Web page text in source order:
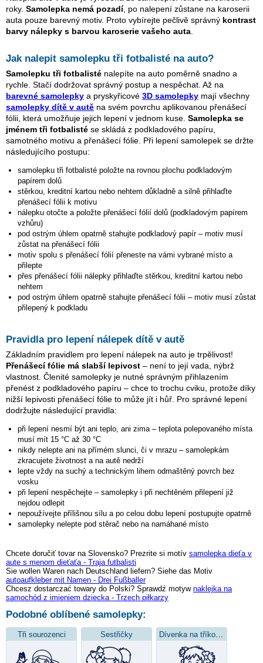
roky. Samolepka nemá pozadí, po nalepení zůstane na karoserii
auta pouze barevný motiv. Proto vybírejte pečlivě správný kontrast
barvy nálepky s barvou karoserie vašeho auta.
Jak nalepit samolepku tři fotbalisté na auto?
Samolepku tři fotbalisté nalepíte na auto poměrně snadno a
rychle. Stačí dodržovat správný postup a nespěchat. Až na
barevné samolepky a pryskyřicové 3D samolepky mají všechny
samolepky dítě v autě na svém povrchu aplikovanou přenášecí
fólii, která umožňuje jejich lepení v jednom kuse. Samolepka se
jménem tři fotbalisté se skládá z podkladového papíru,
samotného motivu a přenášecí fólie. Při lepení samolepek se držte
následujícího postupu:
samolepku tři fotbalisté položte na rovnou plochu podkladovým
papírem dolů
stěrkou, kreditní kartou nebo nehtem důkladně a silně přihlaďte
přenášecí fólii k motivu
nálepku otočte a položte přenášecí fólií dolů (podkladovým papírem
vzhůru)
pod ostrým úhlem opatrně stahujte podkladový papír – motiv musí
zůstat na přenášecí fólii
motiv spolu s přenášecí fólií přeneste na vámi vybrané místo a
přilepte
přes přenášecí fólii nálepky přihlaďte stěrkou, kreditní kartou nebo
nehtem
pod ostrým úhlem opatrně stahujte přenášecí fólii – motiv musí zůstat
přilepený k podkladu
Pravidla pro lepení nálepek dítě v autě
Základním pravidlem pro lepení nálepek na auto je trpělivost!
Přenášecí fólie má slabší lepivost – není to její vada, nýbrž
vlastnost. Členité samolepky je nutné správným přihlazením
přenést z podkladového papíru – chce to trochu cviku, protože díky
nižší lepivosti přenášecí fólie to může jít i hůř. Pro správné lepení
dodržujte následující pravidla:
při lepení nesmí být ani teplo, ani zima – teplota polepovaného místa
musí mít 15 °C až 30 °C
nikdy nelepte ani na přímém slunci, či v mrazu – samolepkám
zkracujete životnost a na autě nedrží
lepte vždy na suchý a technickým lihem odmaštěný povrch bez
vosku
při lepení nespěchejte – samolepky i při nechtěném přilepení již
nejdou odlepit
nepoužívejte přílišnou sílu a po celou dobu lepení postupujte opatrně
samolepky nelepte pod stěrač nebo na namáhané místo
Chcete doručiť tovar na Slovensko? Prezrite si motív samolepka dieťa v
aute s menom dieťaťa - Traja futbalisti
Sie wollen Waren nach Deutschland liefern? Siehe das Motiv
autoaufkleber mit Namen - Drei Fußballer
Chcesz dostarczać towary do Polski? Sprawdź motyw naklejka na
samochód z imieniem dziecka - Trzech piłkarzy
Podobné oblíbené samolepky:
Tři sourozenci Sestřičky Dívenka na tříkolce